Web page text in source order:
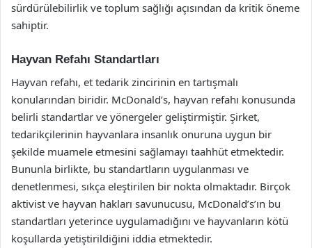
sürdürülebilirlik ve toplum sağlığı açısından da kritik öneme
sahiptir.
Hayvan Refahı Standartları
Hayvan refahı, et tedarik zincirinin en tartışmalı
konularından biridir. McDonald’s, hayvan refahı konusunda
belirli standartlar ve yönergeler geliştirmiştir. Şirket,
tedarikçilerinin hayvanlara insanlık onuruna uygun bir
şekilde muamele etmesini sağlamayı taahhüt etmektedir.
Bununla birlikte, bu standartların uygulanması ve
denetlenmesi, sıkça eleştirilen bir nokta olmaktadır. Birçok
aktivist ve hayvan hakları savunucusu, McDonald’s’ın bu
standartları yeterince uygulamadığını ve hayvanların kötü
koşullarda yetiştirildiğini iddia etmektedir.